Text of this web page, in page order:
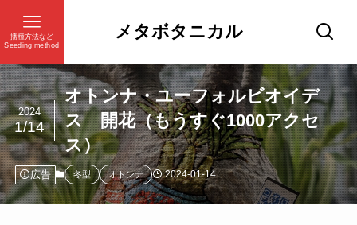
メタボタニカル
播種方法など
Seeding method
オトンナ・ユーフォルビオイデ
ス 開花（もうすぐ1000アクセ
ス）
2024
1/14
広告 冬型 オトンナ 2024-01-14